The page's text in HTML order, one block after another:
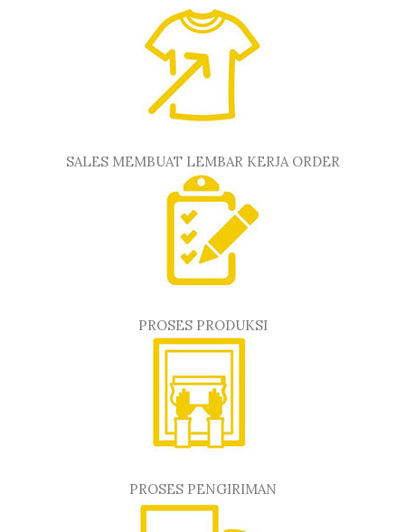
SALES MEMBUAT LEMBAR KERJA ORDER
PROSES PRODUKSI
PROSES PENGIRIMAN